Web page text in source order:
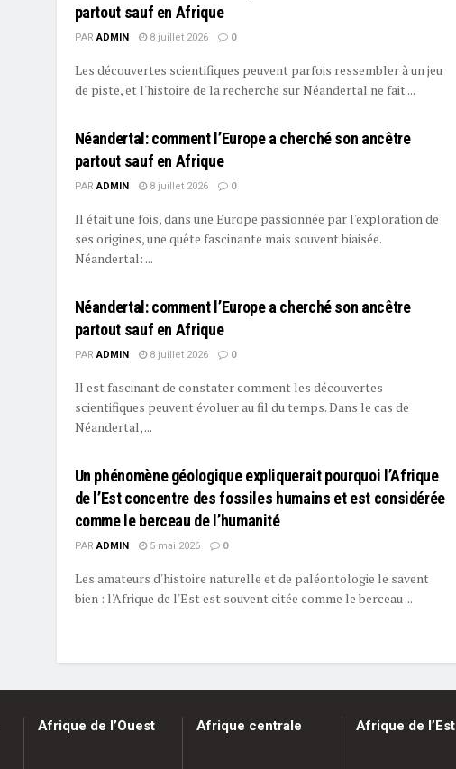
partout sauf en Afrique
PAR ADMIN 8 juillet 2026 0
Les découvertes scientifiques peuvent parfois ressembler à un jeu
de piste, et l'histoire de la recherche sur Néandertal ne fait ...
Néandertal: comment l’Europe a cherché son ancêtre
partout sauf en Afrique
PAR ADMIN 8 juillet 2026 0
Il était une fois, dans une Europe passionnée par l'exploration de
ses origines, une quête fascinante mais souvent biaisée.
Néandertal: ...
Néandertal: comment l’Europe a cherché son ancêtre
partout sauf en Afrique
PAR ADMIN 8 juillet 2026 0
Il est fascinant de constater comment les découvertes
scientifiques peuvent évoluer au fil du temps. Dans le cas de
Néandertal, ...
Un phénomène géologique expliquerait pourquoi l’Afrique
de l’Est concentre des fossiles humains et est considérée
comme le berceau de l’humanité
PAR ADMIN 5 mai 2026 0
Les amateurs d'histoire naturelle et de paléontologie le savent
bien : l'Afrique de l'Est est souvent citée comme le berceau ...
Afrique de l’Ouest Afrique centrale Afrique de l’Est